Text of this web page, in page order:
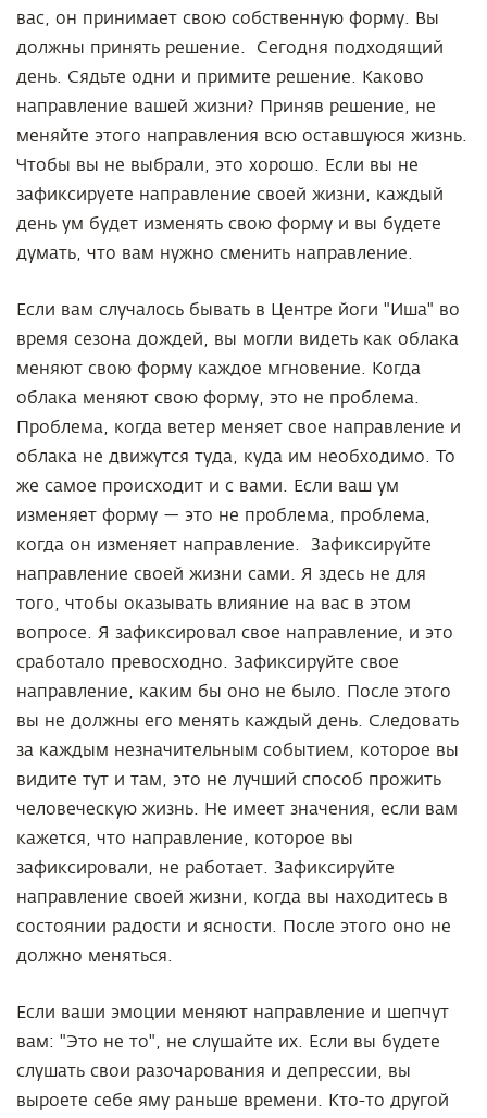
вас, он принимает свою собственную форму. Вы
должны принять решение. Сегодня подходящий
день. Сядьте одни и примите решение. Каково
направление вашей жизни? Приняв решение, не
меняйте этого направления всю оставшуюся жизнь.
Чтобы вы не выбрали, это хорошо. Если вы не
зафиксируете направление своей жизни, каждый
день ум будет изменять свою форму и вы будете
думать, что вам нужно сменить направление.
Если вам случалось бывать в Центре йоги "Иша" во
время сезона дождей, вы могли видеть как облака
меняют свою форму каждое мгновение. Когда
облака меняют свою форму, это не проблема.
Проблема, когда ветер меняет свое направление и
облака не движутся туда, куда им необходимо. То
же самое происходит и с вами. Если ваш ум
изменяет форму — это не проблема, проблема,
когда он изменяет направление. Зафиксируйте
направление своей жизни сами. Я здесь не для
того, чтобы оказывать влияние на вас в этом
вопросе. Я зафиксировал свое направление, и это
сработало превосходно. Зафиксируйте свое
направление, каким бы оно не было. После этого
вы не должны его менять каждый день. Следовать
за каждым незначительным событием, которое вы
видите тут и там, это не лучший способ прожить
человеческую жизнь. Не имеет значения, если вам
кажется, что направление, которое вы
зафиксировали, не работает. Зафиксируйте
направление своей жизни, когда вы находитесь в
состоянии радости и ясности. После этого оно не
должно меняться.
Если ваши эмоции меняют направление и шепчут
вам: "Это не то", не слушайте их. Если вы будете
слушать свои разочарования и депрессии, вы
выроете себе яму раньше времени. Кто-то другой